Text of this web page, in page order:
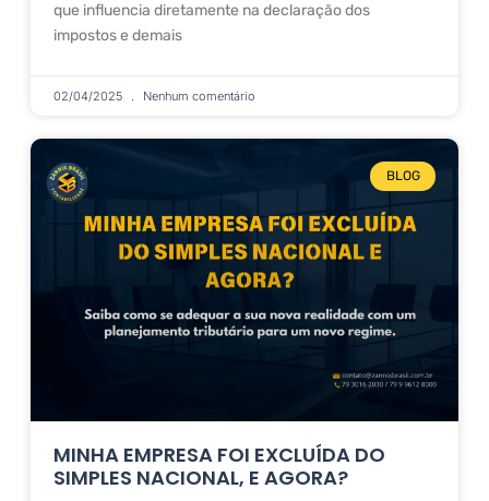
que influencia diretamente na declaração dos
impostos e demais
02/04/2025 Nenhum comentário
BLOG
MINHA EMPRESA FOI EXCLUÍDA DO
SIMPLES NACIONAL, E AGORA?